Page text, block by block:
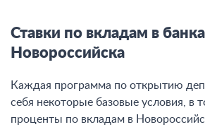
Ставки по вкладам в
Новороссийска
Каждая программа по открытию
себя некоторые базовые условия, в
проценты по вкладам в